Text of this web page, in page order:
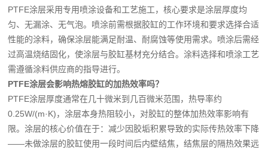
PTFE涂层采用专用喷涂设备和工艺施工，核心要求是涂层厚度均
匀、无漏涂、无气泡。喷涂前需根据胶缸的工作环境和要求选择合适
性能的涂料，确保涂层能满足耐温、耐腐蚀等使用需求。喷涂后需经
过高温烧结固化，使涂层与胶缸基材充分结合。涂料选择和喷涂工艺
需遵循涂料供应商的指导进行。
PTFE涂层会影响热熔胶缸的加热效率吗？
PTFE涂层厚度通常在几十微米到几百微米范围，热导率约
0.25W/(m·K)，涂层本身热阻较小，对胶缸的整体加热效率影响有
限。涂层的核心价值在于：减少因胶垢积累导致的实际传热效率下降
——未做涂层的胶缸使用一段时间后内壁结焦，结焦层的隔热效果远